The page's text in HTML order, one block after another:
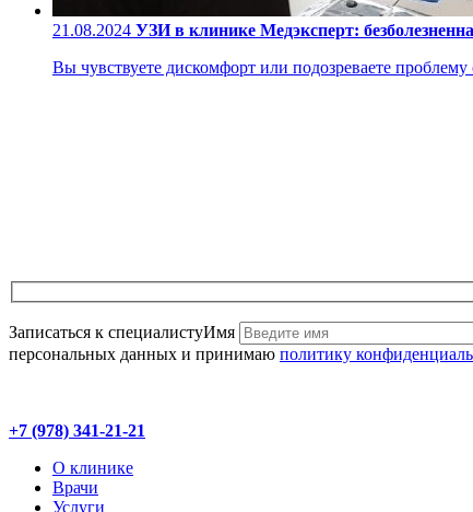
21.08.2024 УЗИ в клинике Медэксперт:
Вы чувствуете дискомфорт или подозреваете
Записаться к специалистуИмя
персональных данных и принимаю политику
+7 (978) 341-21-21
О клинике
Врачи
Услуги